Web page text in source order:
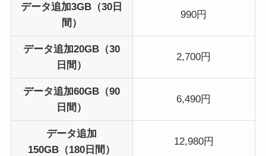
データ追加3GB（30日
間）
990円
データ追加20GB（30
日間）
2,700円
データ追加60GB（90
日間）
6,490円
データ追加
150GB（180日間）
12,980円